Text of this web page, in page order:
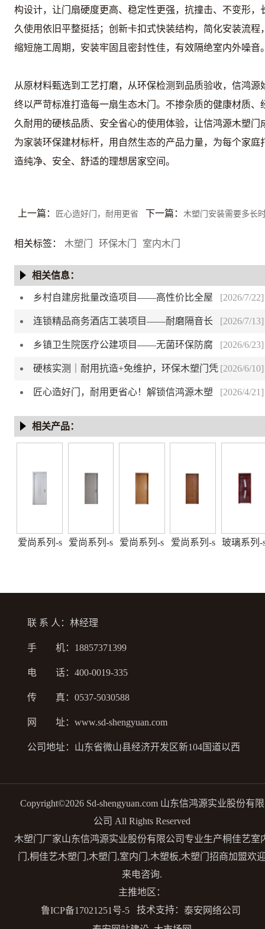
构设计，让门扇硬度更高、稳定性更强，抗撞击、不变形，
久使用依旧平整挺括；创新卡扣式快装结构，简化安装流程
缩短施工周期，安装牢固且密封性佳，有效隔绝室内外噪音
从原材料甄选到工艺打磨，从环保检测到品质验收，信鸿源
终以严苛标准打造每一扇生态木门。不掺杂质的健康材质、
久耐用的硬核品质、安全省心的使用体验，让信鸿源木塑门
为家装环保建材标杆，用自然生态的产品力量，为每个家庭
造纯净、安全、舒适的理想居家空间。
上一篇： 匠心造好门，耐用更省 下一篇： 木塑门安装需要多长
相关标签： 木塑门 环保木门 室内木门
相关信息：
[2026/7/22]
乡村自建房批量改造项目——高性价比全屋
防潮家装门 [2026/7/13]
连锁精品商务酒店工装项目——耐磨隔音长
效运营方案 [2026/6/23]
乡镇卫生院医疗公建项目——无菌环保防腐
专用木塑门 [2026/6/10]
硬核实测｜耐用抗造+免维护，环保木塑门凭
什么吊打传统室内门？ [2026/4/21]
匠心造好门，耐用更省心！解锁信鸿源木塑
门硬核品质
相关产品：
爱尚系列-s
爱尚系列-s
爱尚系列-s
爱尚系列-s
玻璃系列-
联 系 人：林经理
手 机：18857371399
电 话：400-0019-335
传 真：0537-5030588
网 址： www.sd-shengyuan.com
公司地址：山东省微山县经济开发区新104国道以西
Copyright©2026 Sd-shengyuan.com 山东信鸿源实业股份有限
公司 All Rights Reserved
木塑门厂家山东信鸿源实业股份有限公司专业生产桐佳艺室
门,桐佳艺木塑门,木塑门,室内门,木塑板,木塑门招商加盟欢
来电咨询.
主推地区：
鲁ICP备17021251号-5
技术支持： 泰安网络公司